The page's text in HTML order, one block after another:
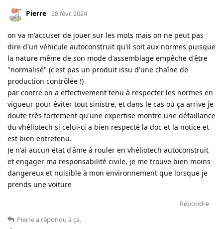
Pierre 28 févr. 2024
on va m'accuser de jouer sur les mots mais on ne peut pas
dire d'un véhicule autoconstruit qu'il soit aux normes puisque
la nature même de son mode d'assemblage empêche d'être
"normalisé" (c'est pas un produit issu d'une chaîne de
production contrôlée !)
par contre on a effectivement tenu à respecter les normes en
vigueur pour éviter tout sinistre, et dans le cas où ça arrive je
doute très fortement qu'une expertise montre une défaillance
du vhéliotech si celui-ci a bien respecté la doc et la notice et
est bien entretenu.
Je n'ai aucun état d'âme à rouler en vhéliotech autoconstruit
et engager ma responsabilité civile, je me trouve bien moins
dangereux et nuisible à mon environnement que lorsque je
prends une voiture
Répondre
Pierrea répondu à ça.